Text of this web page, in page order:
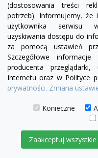
żółty
Sofa
(dostosowania treści
potrzeb). Informujemy, że
użytkownika serwisu
uzyskiwania dostępu do
za pomocą ustawień
Szczegółowe
producenta
Internetu oraz w Polityce
prywatności. Zmiana
Konieczne
Zaakceptuj wszystkie